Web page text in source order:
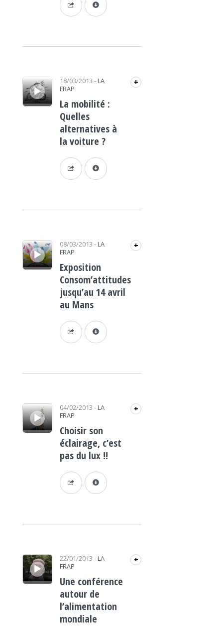
Lecteur audio 18/03/2013 - LA
FRAP
+
La mobilité :
Quelles
alternatives à
la voiture ?
Lecteur audio 08/03/2013 - LA
FRAP
+
Exposition
Consom’attitudes
jusqu’au 14 avril
au Mans
Lecteur audio 04/02/2013 - LA
FRAP
+
Choisir son
éclairage, c’est
pas du lux !!
Lecteur audio 22/01/2013 - LA
FRAP
+
Une conférence
autour de
l’alimentation
mondiale